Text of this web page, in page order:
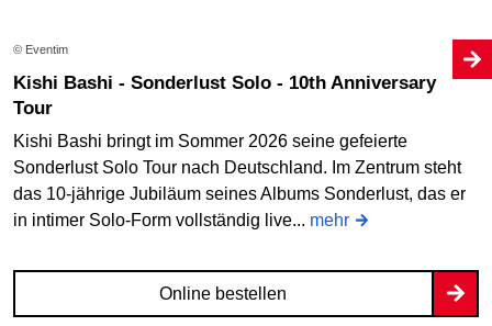
© Eventim
Kishi Bashi - Sonderlust Solo - 10th Anniversary
Tour
Kishi Bashi bringt im Sommer 2026 seine gefeierte
Sonderlust Solo Tour nach Deutschland. Im Zentrum steht
das 10-jährige Jubiläum seines Albums Sonderlust, das er
in intimer Solo-Form vollständig live... mehr
Online bestellen